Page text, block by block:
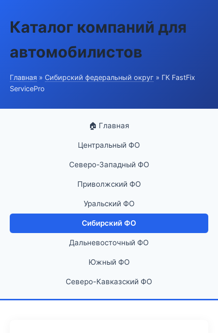
Каталог компаний для
автомобилистов
Главная » Сибирский федеральный округ » ГК FastFix
ServicePro
🏠 Главная
Центральный ФО
Северо-Западный ФО
Приволжский ФО
Уральский ФО
Сибирский ФО
Дальневосточный ФО
Южный ФО
Северо-Кавказский ФО